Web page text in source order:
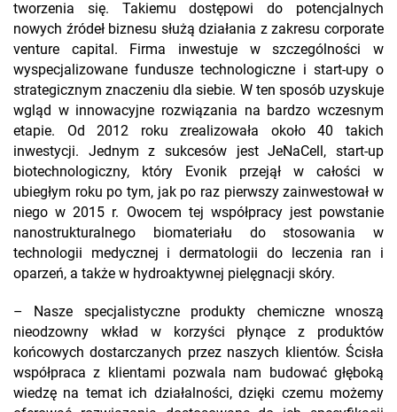
tworzenia się. Takiemu dostępowi do potencjalnych
nowych źródeł biznesu służą działania z zakresu corporate
venture capital. Firma inwestuje w szczególności w
wyspecjalizowane fundusze technologiczne i start-upy o
strategicznym znaczeniu dla siebie. W ten sposób uzyskuje
wgląd w innowacyjne rozwiązania na bardzo wczesnym
etapie. Od 2012 roku zrealizowała około 40 takich
inwestycji. Jednym z sukcesów jest JeNaCell, start-up
biotechnologiczny, który Evonik przejął w całości w
ubiegłym roku po tym, jak po raz pierwszy zainwestował w
niego w 2015 r. Owocem tej współpracy jest powstanie
nanostrukturalnego biomateriału do stosowania w
technologii medycznej i dermatologii do leczenia ran i
oparzeń, a także w hydroaktywnej pielęgnacji skóry.
– Nasze specjalistyczne produkty chemiczne wnoszą
nieodzowny wkład w korzyści płynące z produktów
końcowych dostarczanych przez naszych klientów. Ścisła
współpraca z klientami pozwala nam budować głęboką
wiedzę na temat ich działalności, dzięki czemu możemy